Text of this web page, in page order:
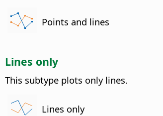
Points and lines
Lines only
This subtype plots only lines.
Lines only